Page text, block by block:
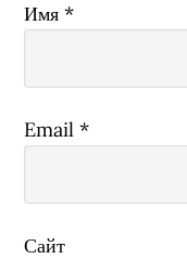
Имя*
Email*
Сайт